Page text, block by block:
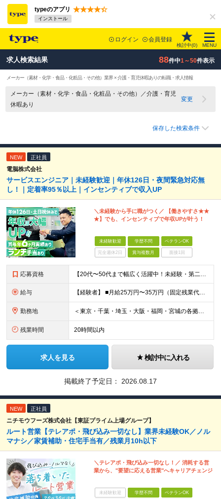
typeのアプリ
インストール
ログイン 会員登録
検討中(0) MENU
求人検索結果 88件中1～50件表示
メーカー（素材・化学・食品・化粧品・その他）業界 × 介護・育児休暇ありの転職・求人情報
メーカー（素材・化学・食品・化粧品・その他）／介護・育児
休暇あり
変更
保存した検索条件
NEW 正社員
電脳株式会社
サービスエンジニア｜未経験歓迎｜年休126日・夜間緊急対応無
し！｜定着率95％以上｜インセンティブで収入UP
＼未経験から手に職がつく／ 【働きやすさ★★
★】でも、インセンティブで年収UPが叶う！
未経験歓迎 学歴不問 ベテランOK
完全週休2日 賞与複数月 面接1回
応募資格 【20代〜50代まで幅広く活躍中！未経験・第二新卒歓迎】 ◎学歴不問／普通自動車免許（AT限定可）をお持ちの方 ＼こんな方にぴったりです／ □ 機械いじりやコツコツ丁寧な作業が好き □ 頑張りが収入
給与 【経験者】 ■⽉給25万円〜35万円（固定残業代含む）＋等級⼿当＋インセンティブ＋賞与年2回（昨年度実績最⼤6カ⽉分） ※固定残業代は残業の有無に関わらず、⽉20時間分：3万4000円〜4万7500円
勤務地 ＜東京・千葉・埼⽟・⼤阪・福岡・宮城の各拠点＞ ※勤務地は希望を考慮して決定します ※直⾏直帰OK ※転勤は基本的にありませんが、希望次第で別拠点への異動も可 ※全拠点オフィス内禁煙 ■秋葉原オフ
残業時間 20時間以内
求人を見る 検討中に入れる
掲載終了予定日： 2026.08.17
NEW 正社員
ニチモウフーズ株式会社【東証プライム上場グループ】
ルート営業【テレアポ・飛び込み一切なし】業界未経験OK／ノル
マナシ／家賃補助・住宅手当有／残業月10h以下
＼テレアポ・飛び込み一切なし！／ 消耗する営
業から、"要望に応える営業"へキャリアチェンジ
未経験歓迎 学歴不問 ベテランOK